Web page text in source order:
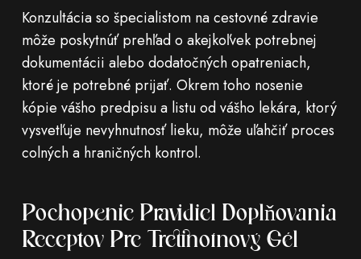
Konzultácia so špecialistom na cestovné zdravie
môže poskytnúť prehľad o akejkoľvek potrebnej
dokumentácii alebo dodatočných opatreniach,
ktoré je potrebné prijať. Okrem toho nosenie
kópie vášho predpisu a listu od vášho lekára, ktorý
vysvetľuje nevyhnutnosť lieku, môže uľahčiť proces
colných a hraničných kontrol.
Pochopenie Pravidiel Doplňovania
Receptov Pre Tretinoínový Gél